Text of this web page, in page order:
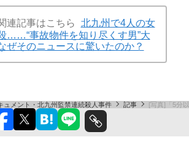
連記事はこちら
北九州で4人の女
……“事故物件を知り尽くす男”大
ぜそのニュースに驚いたのか？
ュメント・北九州監禁連続殺人事件 記事 [写真]「5分